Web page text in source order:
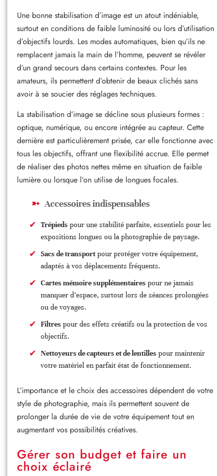
Une bonne stabilisation d’image est un atout indéniable,
surtout en conditions de faible luminosité ou lors d’utilisation
d’objectifs lourds. Les modes automatiques, bien qu’ils ne
remplacent jamais la main de l’homme, peuvent se révéler
d’un grand secours dans certains contextes. Pour les
amateurs, ils permettent d’obtenir de beaux clichés sans
avoir à se soucier des réglages techniques.
La stabilisation d’image se décline sous plusieurs formes :
optique, numérique, ou encore intégrée au capteur. Cette
dernière est particulièrement prisée, car elle fonctionne avec
tous les objectifs, offrant une flexibilité accrue. Elle permet
de réaliser des photos nettes même en situation de faible
lumière ou lorsque l’on utilise de longues focales.
Accessoires indispensables
Trépieds pour une stabilité parfaite, essentiels pour les
expositions longues ou la photographie de paysage.
Sacs de transport pour protéger votre équipement,
adaptés à vos déplacements fréquents.
Cartes mémoire supplémentaires pour ne jamais
manquer d’espace, surtout lors de séances prolongées
ou de voyages.
Filtres pour des effets créatifs ou la protection de vos
objectifs.
Nettoyeurs de capteurs et de lentilles pour maintenir
votre matériel en parfait état de fonctionnement.
L’importance et le choix des accessoires dépendent de votre
style de photographie, mais ils permettent souvent de
prolonger la durée de vie de votre équipement tout en
augmentant vos possibilités créatives.
Gérer son budget et faire un
choix éclairé